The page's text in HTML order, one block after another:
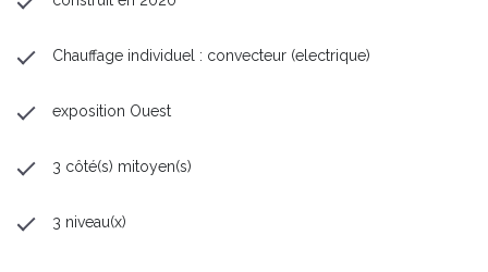
Chauffage individuel : convecteur (electrique)
exposition Ouest
3 côté(s) mitoyen(s)
3 niveau(x)